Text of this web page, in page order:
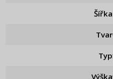
Šířka
Tvar
Typ
Výška